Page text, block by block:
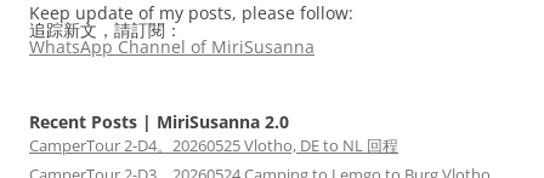
Keep update of my posts, please follow:
追踪新文，請訂閱：
WhatsApp Channel of MiriSusanna
Recent Posts | MiriSusanna 2.0
CamperTour 2-D4。20260525 Vlotho, DE to NL 回程